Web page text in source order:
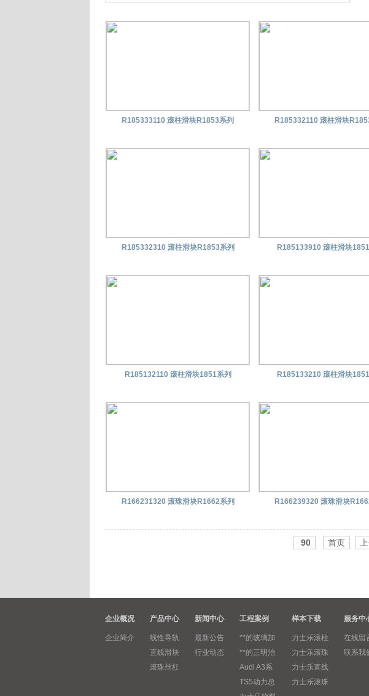
R185333110 滚柱滑块R1853系列 R185332110 滚柱滑块
R185332310 滚柱滑块R1853系列 R185133910 滚柱滑块
R185132110 滚柱滑块1851系列 R185133210 滚柱滑块
R166231320 滚珠滑块R1662系列 R166239320 滚珠滑块
90 首页
企业概况
企业简介
产品中心
线性导轨
直线滑块
滚珠丝杠
新闻中心
最新公告
行业动态
工程案例
**的玻璃加
**的三明治
Audi A3系
TS5动力总
样本下载
力士乐滚柱
力士乐滚珠
力士乐直线
力士乐滚珠
服务中
在线留
联系我